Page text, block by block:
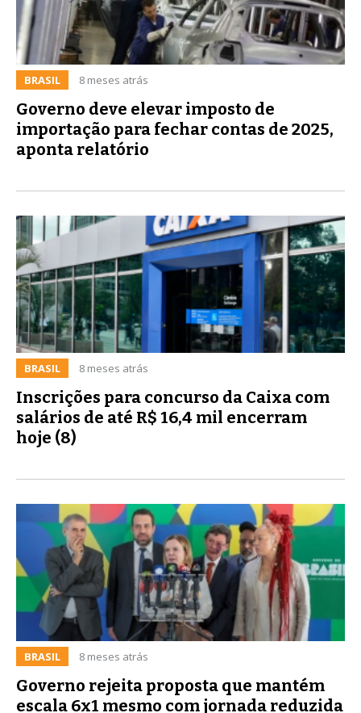
BRASIL 8 meses atrás
Governo deve elevar imposto de
importação para fechar contas de 2025,
aponta relatório
BRASIL 8 meses atrás
Inscrições para concurso da Caixa com
salários de até R$ 16,4 mil encerram
hoje (8)
BRASIL 8 meses atrás
Governo rejeita proposta que mantém
escala 6x1 mesmo com jornada reduzida